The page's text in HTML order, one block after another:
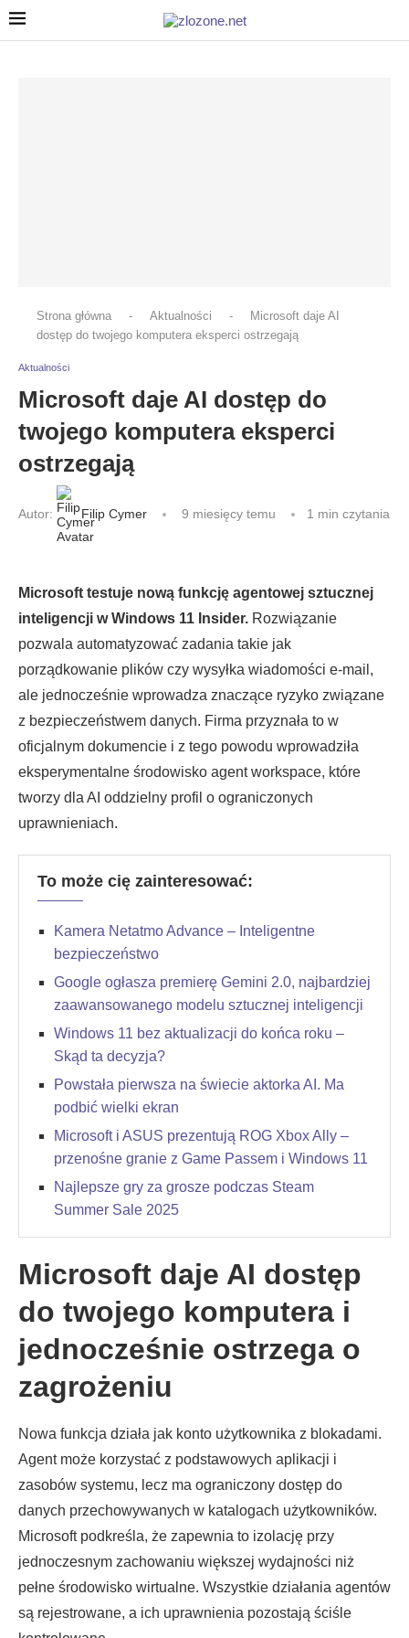
Strona główna - Aktualności -
Microsoft daje AI
dostęp do twojego komputera eksperci ostrzegają
Aktualności
Microsoft daje AI dostęp do
twojego komputera eksperci
ostrzegają
Autor: Filip Cymer 9 miesięcy temu 1 min czytania
Microsoft testuje nową funkcję agentowej sztucznej
inteligencji w Windows 11 Insider. Rozwiązanie
pozwala automatyzować zadania takie jak
porządkowanie plików czy wysyłka wiadomości e-mail,
ale jednocześnie wprowadza znaczące ryzyko związane
z bezpieczeństwem danych. Firma przyznała to w
oficjalnym dokumencie i z tego powodu wprowadziła
eksperymentalne środowisko agent workspace, które
tworzy dla AI oddzielny profil o ograniczonych
uprawnieniach.
To może cię zainteresować:
Kamera Netatmo Advance – Inteligentne
bezpieczeństwo
Google ogłasza premierę Gemini 2.0, najbardziej
zaawansowanego modelu sztucznej inteligencji
Windows 11 bez aktualizacji do końca roku –
Skąd ta decyzja?
Powstała pierwsza na świecie aktorka AI. Ma
podbić wielki ekran
Microsoft i ASUS prezentują ROG Xbox Ally –
przenośne granie z Game Passem i Windows 11
Najlepsze gry za grosze podczas Steam
Summer Sale 2025
Microsoft daje AI dostęp
do twojego komputera i
jednocześnie ostrzega o
zagrożeniu
Nowa funkcja działa jak konto użytkownika z blokadami.
Agent może korzystać z podstawowych aplikacji i
zasobów systemu, lecz ma ograniczony dostęp do
danych przechowywanych w katalogach użytkowników.
Microsoft podkreśla, że zapewnia to izolację przy
jednoczesnym zachowaniu większej wydajności niż
pełne środowisko wirtualne. Wszystkie działania agentów
są rejestrowane, a ich uprawnienia pozostają ściśle